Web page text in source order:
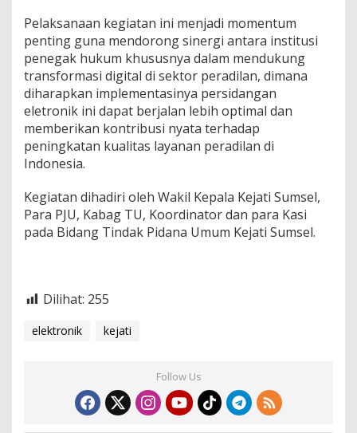
l
D
i
t
e
n
p
a
m
s
e
Pelaksanaan kegiatan ini menjadi momentum
penting guna mendorong sinergi antara institusi
penegak hukum khususnya dalam mendukung
transformasi digital di sektor peradilan, dimana
diharapkan implementasinya persidangan
eletronik ini dapat berjalan lebih optimal dan
memberikan kontribusi nyata terhadap
peningkatan kualitas layanan peradilan di
Indonesia.
Kegiatan dihadiri oleh Wakil Kepala Kejati Sumsel,
Para PJU, Kabag TU, Koordinator dan para Kasi
pada Bidang Tindak Pidana Umum Kejati Sumsel.
Dilihat: 255
elektronik kejati
Follow Us